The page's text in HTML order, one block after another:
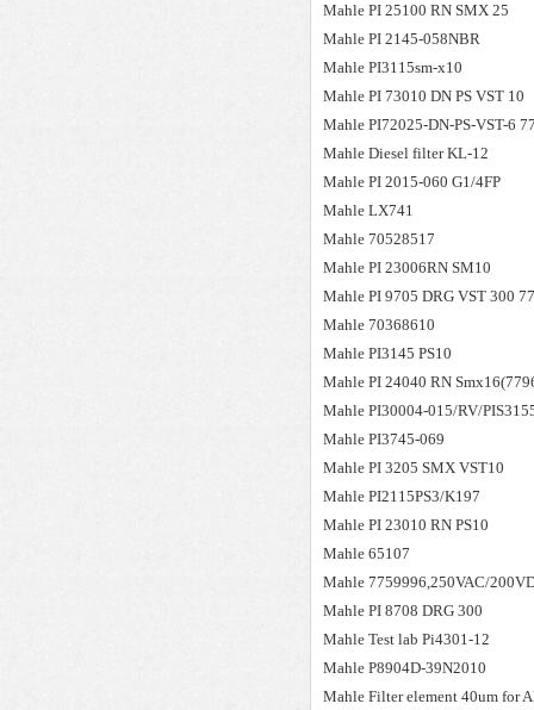
Mahle PI 25100 RN SMX 25
Mahle PI 2145-058NBR
Mahle PI3115sm-x10
Mahle PI 73010 DN PS VST 10
Mahle PI72025-DN-PS-VST-6
Mahle Diesel filter KL-12
Mahle PI 2015-060 G1/4FP
Mahle LX741
Mahle 70528517
Mahle PI 23006RN SM10
Mahle PI 9705 DRG VST 300
Mahle 70368610
Mahle PI3145 PS10
Mahle PI 24040 RN
Mahle PI30004-015/RV/
Mahle PI3745-069
Mahle PI 3205 SMX VST10
Mahle PI2115PS3/K197
Mahle PI 23010 RN PS10
Mahle 65107
Mahle 7759996,250VAC/
Mahle PI 8708 DRG 300
Mahle Test lab Pi4301-12
Mahle P8904D-39N2010
Mahle Filter element 40um for